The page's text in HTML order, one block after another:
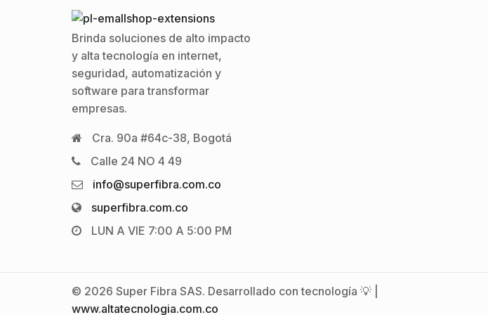
Brinda soluciones de alto impacto
y alta tecnología en internet,
seguridad, automatización y
software para transformar
empresas.
Cra. 90a #64c-38, Bogotá
Calle 24 NO 4 49
info@superfibra.com.co
superfibra.com.co
LUN A VIE 7:00 A 5:00 PM
© 2026 Super Fibra SAS. Desarrollado con tecnología 💡 |
www.altatecnologia.com.co